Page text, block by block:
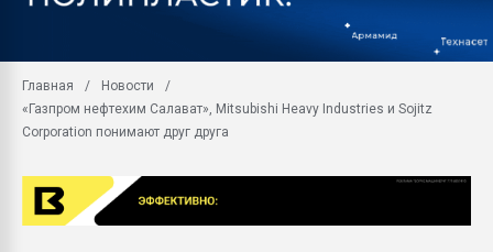
заводу пластмасс"
первый план в
Главная
Новости
«Газпром нефтехим Салават», Mitsubishi Heavy Industries и Sojitz
Corporation понимают друг друга